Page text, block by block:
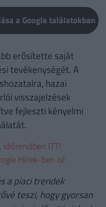
a Google találatokban
erősítette saját
tevékenységét. A
hazai
visszajelzések
fejleszti kényelmi
ITT!
Hírek-ben is!
a piaci trendek
teszi, hogy gyorsan